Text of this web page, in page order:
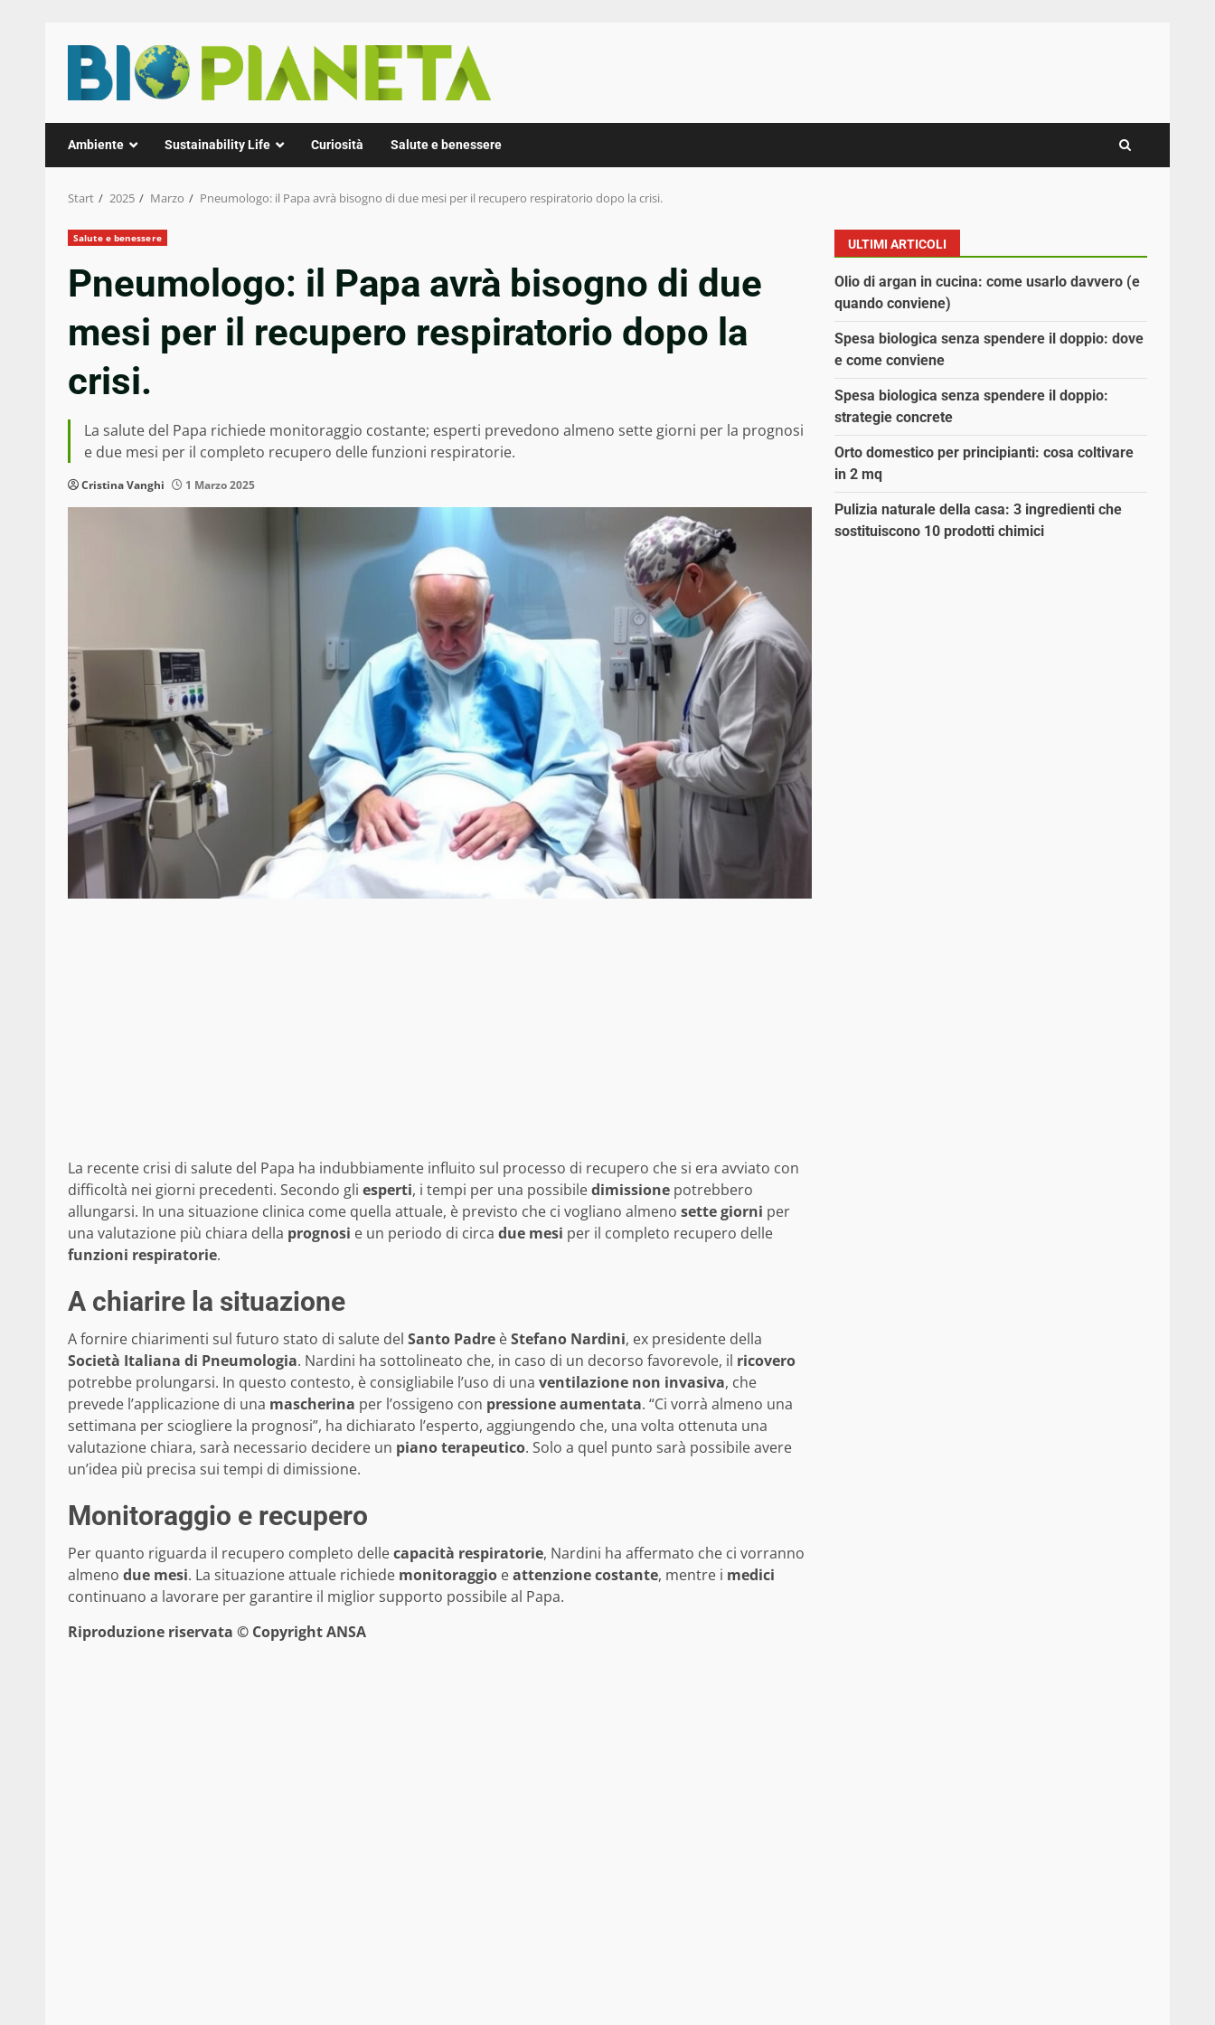
Inhalt
springen
Ambiente Sustainability Life Curiosità Salute e benessere
Start 2025 Marzo Pneumologo: il Papa avrà bisogno di due mesi per il recupero respiratorio dopo la crisi.
Salute e benessere
Pneumologo: il Papa avrà bisogno di due
mesi per il recupero respiratorio dopo la
crisi.
La salute del Papa richiede monitoraggio costante; esperti prevedono almeno sette giorni per la prognosi
e due mesi per il completo recupero delle funzioni respiratorie.
Cristina Vanghi 1 Marzo 2025
La recente crisi di salute del Papa ha indubbiamente influito sul processo di recupero che si era avviato con
difficoltà nei giorni precedenti. Secondo gli esperti, i tempi per una possibiledimissione potrebbero
allungarsi. In una situazione clinica come quella attuale, è previsto che ci vogliano almeno sette giorni per
una valutazione più chiara della prognosi e un periodo di circa due mesi per il completo recupero delle
funzioni respiratorie.
A chiarire la situazione
A fornire chiarimenti sul futuro stato di salute del Santo Padre èStefano Nardini, ex presidente della
Società Italiana di Pneumologia. Nardini ha sottolineato che, in caso di un decorso favorevole, il ricovero
potrebbe prolungarsi. In questo contesto, è consigliabile l’uso di una ventilazione non invasiva, che
prevede l’applicazione di una mascherina per l’ossigeno con pressione aumentata. “Ci vorrà almeno una
settimana per sciogliere la prognosi”, ha dichiarato l’esperto, aggiungendo che, una volta ottenuta una
valutazione chiara, sarà necessario decidere un piano terapeutico. Solo a quel punto sarà possibile avere
un’idea più precisa sui tempi di dimissione.
Monitoraggio e recupero
Per quanto riguarda il recupero completo dellecapacità respiratorie, Nardini ha affermato che ci vorranno
almeno due mesi. La situazione attuale richiede monitoraggio eattenzione costante, mentre i medici
continuano a lavorare per garantire il miglior supporto possibile al Papa.
Riproduzione riservata © Copyright ANSA
ULTIMI ARTICOLI
Olio di argan in cucina: come usarlo davvero (e
quando conviene)
Spesa biologica senza spendere il doppio: dove
e come conviene
Spesa biologica senza spendere il doppio:
strategie concrete
Orto domestico per principianti: cosa coltivare
in 2 mq
Pulizia naturale della casa: 3 ingredienti che
sostituiscono 10 prodotti chimici